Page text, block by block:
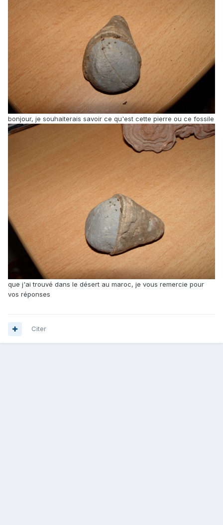
bonjour, je souhaiterais savoir ce qu'est cette pierre ou ce fossile
que j'ai trouvé dans le désert au maroc, je vous remercie pour
vos réponses
Citer